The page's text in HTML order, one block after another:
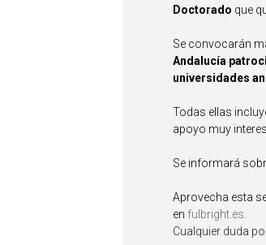
Doctorado que
Se convocarán
Andalucía
universidades
Todas ellas
apoyo muy
Se informará
Aprovecha esta
en fulbright.es
Cualquier duda